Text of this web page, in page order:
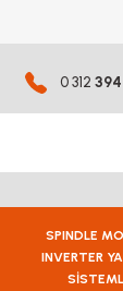
0 312
SPINDLE
INVERTER